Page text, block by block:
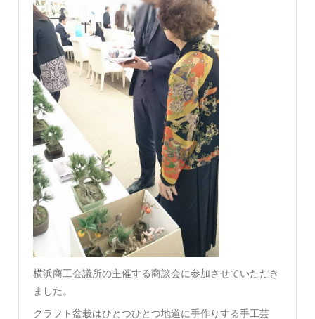
横浜商工会議所の主催する商談会に参加させていただき
ました。
クラフト盆栽はひとつひとつ地道に手作りする手工芸